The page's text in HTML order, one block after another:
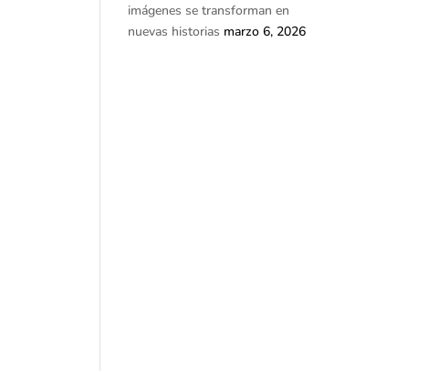
imágenes se transforman en
nuevas historias marzo 6, 2026